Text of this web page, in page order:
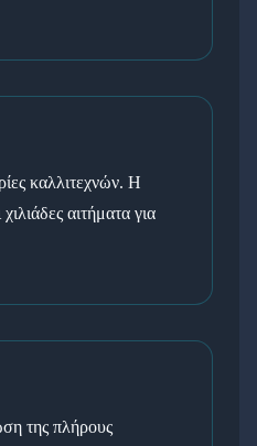
καλλιτεχνών. Η
αιτήματα για
της πλήρους